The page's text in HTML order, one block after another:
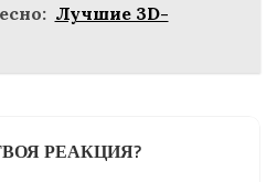
Лучшие 3D-
РЕАКЦИЯ?